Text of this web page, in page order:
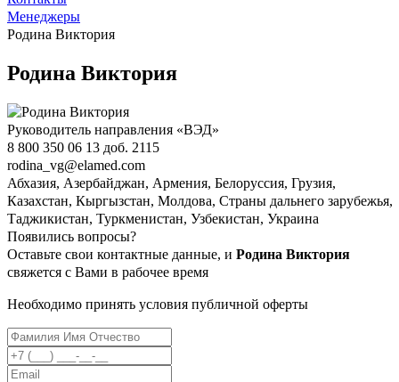
Менеджеры
Родина Виктория
Родина Виктория
Руководитель направления «ВЭД»
8 800 350 06 13 доб. 2115
rodina_vg@elamed.com
Абхазия, Азербайджан, Армения, Белоруссия, Грузия,
Казахстан, Кыргызстан, Молдова, Страны дальнего зарубежья,
Таджикистан, Туркменистан, Узбекистан, Украина
Появились вопросы?
Оставьте свои контактные данные, и Родина Виктория
свяжется с Вами в рабочее время
Необходимо принять условия публичной оферты